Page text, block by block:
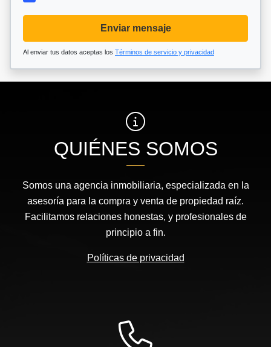
Enviar mensaje
Al enviar tus datos aceptas los Términos de servicio y privacidad
QUIÉNES SOMOS
Somos una agencia inmobiliaria, especializada en la
asesoría para la compra y venta de propiedad raíz.
Facilitamos relaciones honestas, y profesionales de
principio a fin.
Políticas de privacidad